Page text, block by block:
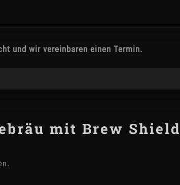
und wir vereinbaren einen Termin.
mit Brew Shield